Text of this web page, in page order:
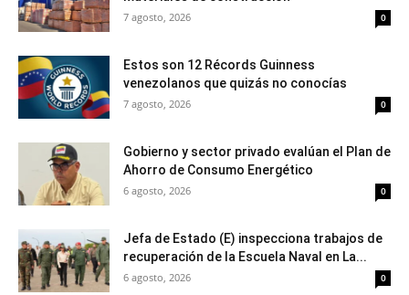
7 agosto, 2026 0
Estos son 12 Récords Guinness
venezolanos que quizás no conocías
7 agosto, 2026 0
Gobierno y sector privado evalúan el Plan de
Ahorro de Consumo Energético
6 agosto, 2026 0
Jefa de Estado (E) inspecciona trabajos de
recuperación de la Escuela Naval en La...
6 agosto, 2026 0